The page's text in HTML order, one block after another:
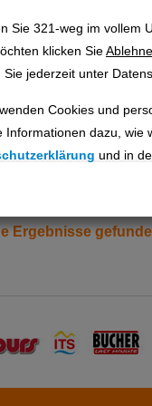
Sie 321-weg im vollem
klicken Sie
Sie jederzeit unter
Cookies und
Informationen dazu, wie
und in
Cookies
Einstellungen
01.09.2026 bis
Ergebnisse